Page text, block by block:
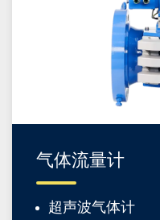
气体流量计
超声波气体计